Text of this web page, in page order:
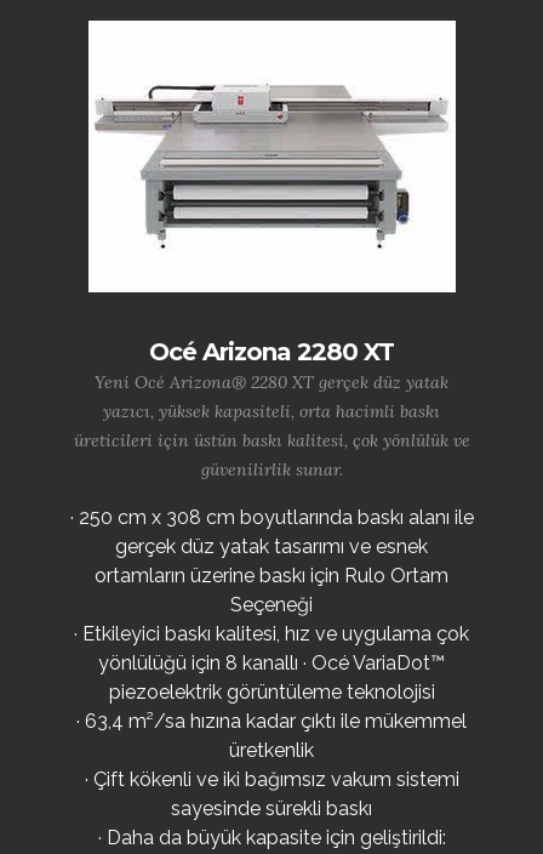
Océ Arizona 2280 XT
Yeni Océ Arizona® 2280 XT gerçek düz yatak
yazıcı, yüksek kapasiteli, orta hacimli baskı
üreticileri için üstün baskı kalitesi, çok yönlülük ve
güvenilirlik sunar.
· 250 cm x 308 cm boyutlarında baskı alanı ile
gerçek düz yatak tasarımı ve esnek
ortamların üzerine baskı için Rulo Ortam
Seçeneği
· Etkileyici baskı kalitesi, hız ve uygulama çok
yönlülüğü için 8 kanallı · Océ VariaDot™
piezoelektrik görüntüleme teknolojisi
· 63,4 m²/sa hızına kadar çıktı ile mükemmel
üretkenlik
· Çift kökenli ve iki bağımsız vakum sistemi
sayesinde sürekli baskı
· Daha da büyük kapasite için geliştirildi: